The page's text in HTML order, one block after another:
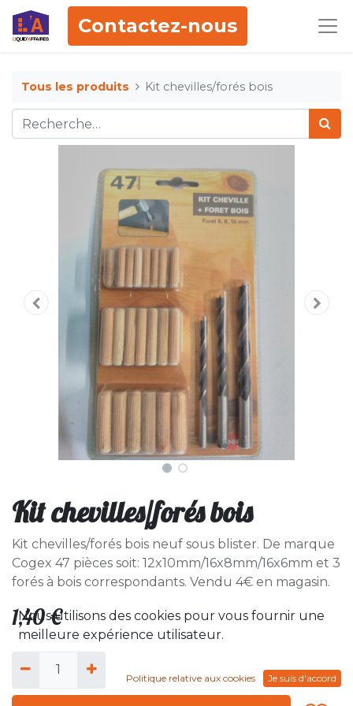
Contactez-nous
Tous les produits Kit chevilles/forés bois
Kit chevilles/forés bois
Kit chevilles/forés bois neuf sous blister. De marque
Cogex 47 pièces soit: 12x10mm/16x8mm/16x6mm et 3
forés à bois correspondants. Vendu 4€ en magasin.
1,40€
Nous utilisons des cookies pour vous fournir une
meilleure expérience utilisateur.
Politique relative aux cookies Je suis d'accord